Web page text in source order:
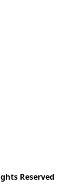
Reserved